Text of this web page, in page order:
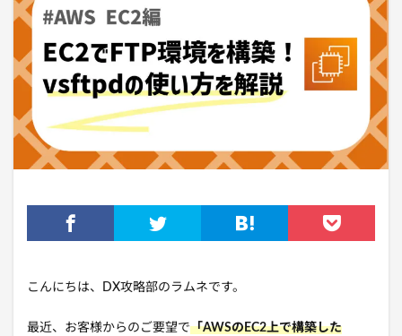
こんにちは、DX攻略部のラムネです。
最近、お客様からのご要望で「AWSのEC2上で構築した